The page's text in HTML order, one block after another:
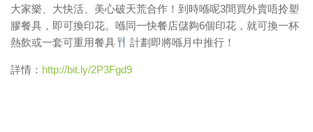
大家樂、大快活、美心破天荒合作！到時喺呢3間買外賣唔拎塑
膠餐具，即可換印花。喺同一快餐店儲夠6個印花，就可換一杯
熱飲或一套可重用餐具
計劃即將喺月中推行！
詳情： http://bit.ly/2P3Fgd9